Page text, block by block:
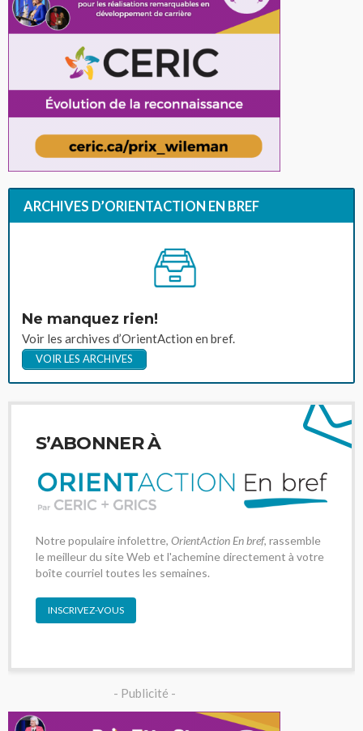
ARCHIVES D’ORIENTACTION EN BREF
Ne manquez rien!
Voir les archives d’OrientAction en bref.
VOIR LES ARCHIVES
S’ABONNER À
Notre populaire infolettre, OrientAction En bref, rassemble
le meilleur du site Web et l'achemine directement à votre
boîte courriel toutes les semaines.
INSCRIVEZ-VOUS
- Publicité -